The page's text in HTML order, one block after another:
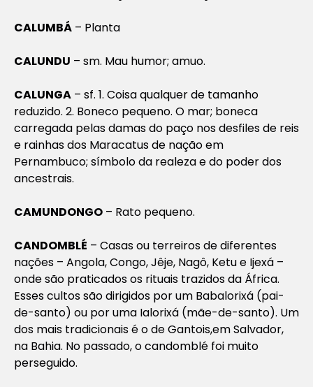
CALUMBÁ – Planta
CALUNDU – sm. Mau humor; amuo.
CALUNGA – sf. 1. Coisa qualquer de tamanho
reduzido. 2. Boneco pequeno. O mar; boneca
carregada pelas damas do paço nos desfiles de reis
e rainhas dos Maracatus de nação em
Pernambuco; símbolo da realeza e do poder dos
ancestrais.
CAMUNDONGO – Rato pequeno.
CANDOMBLÉ – Casas ou terreiros de diferentes
nações – Angola, Congo, Jêje, Nagô, Ketu e Ijexá –
onde são praticados os rituais trazidos da África.
Esses cultos são dirigidos por um Babalorixá (pai-
de-santo) ou por uma Ialorixá (mãe-de-santo). Um
dos mais tradicionais é o de Gantois,em Salvador,
na Bahia. No passado, o candomblé foi muito
perseguido.